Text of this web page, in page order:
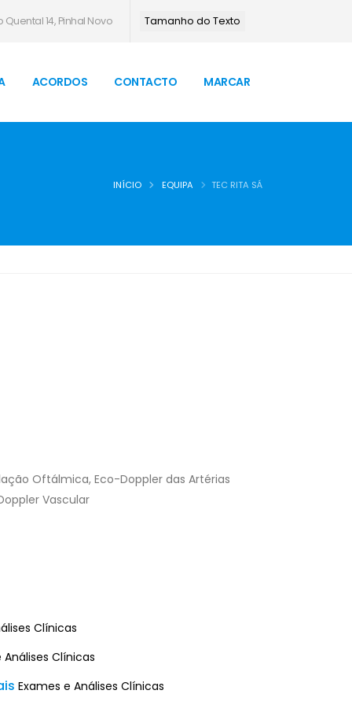
Quental 14, Pinhal Novo Tamanho do Texto
ACORDOS CONTACTO MARCAR
INÍCIO EQUIPA TEC RITA SÁ
Oftálmica, Eco-Doppler das Artérias
Vascular
Clínicas
Análises Clínicas
Exames e Análises Clínicas